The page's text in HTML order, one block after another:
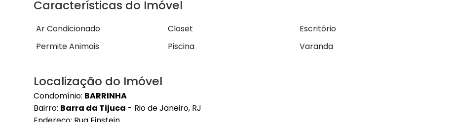
Características do Imóvel
Ar Condicionado Closet
Escritório
Permite Animais
Piscina Varanda
Localização do Imóvel
Condomínio: BARRINHA
Bairro: Barra da Tijuca - Rio de Janeiro, RJ